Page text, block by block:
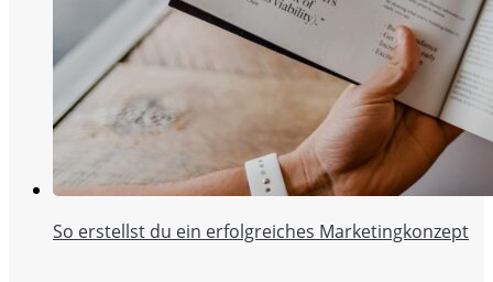
So erstellst du ein erfolgreiches Marketingkonzept